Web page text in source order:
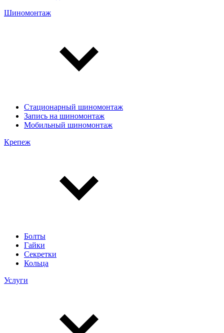
Шиномонтаж
Стационарный шиномонтаж
Запись на шиномонтаж
Мобильный шиномонтаж
Крепеж
Болты
Гайки
Секретки
Кольца
Услуги